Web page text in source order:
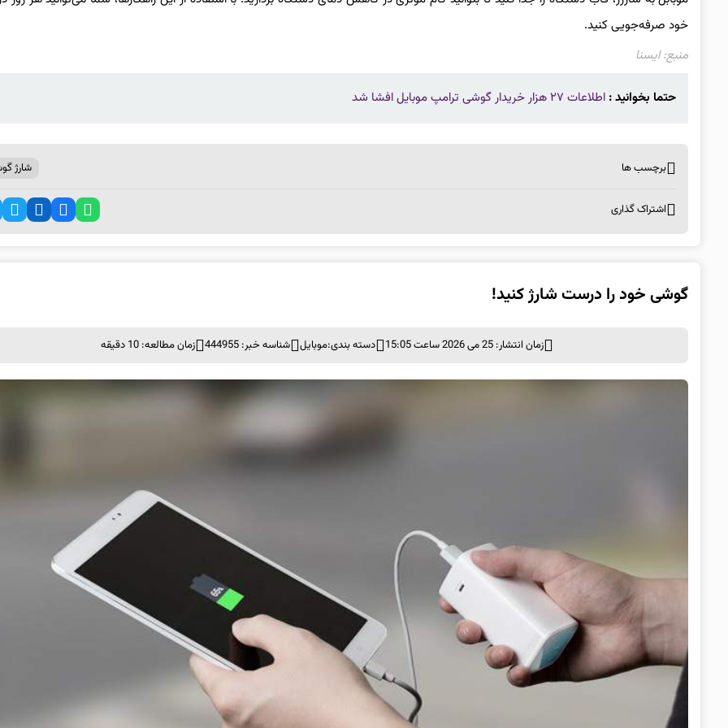
خود صرفه‌جویی کنید.
منبع: ایسنا
حتما بخوانید : اطلاعات ۲۷ هزار خریدار گوشی ترامپ موبایل افشا شد
برچسب ها شارژ
اشتراک گذاری
گوشی خود را درست شارژ کنید!
زمان انتشار: 25 می 2026 ساعت 15:05 دسته بندی:موبايل شناسه خبر: 444955 زمان مطالعه: 10 دقیقه